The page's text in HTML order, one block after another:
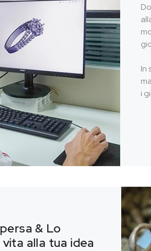
In
i
& Lo
alla tua idea